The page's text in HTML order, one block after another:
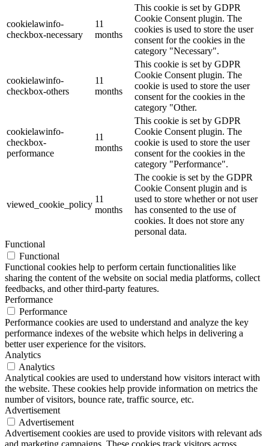
cookielawinfo-
checkbox-necessary
11
months
This cookie is set by GDPR
Cookie Consent plugin. The
cookies is used to store the user
consent for the cookies in the
category "Necessary".
cookielawinfo-
checkbox-others
11
months
This cookie is set by GDPR
Cookie Consent plugin. The
cookie is used to store the user
consent for the cookies in the
category "Other.
cookielawinfo-
checkbox-
performance
11
months
This cookie is set by GDPR
Cookie Consent plugin. The
cookie is used to store the user
consent for the cookies in the
category "Performance".
viewed_cookie_policy
11
months
The cookie is set by the GDPR
Cookie Consent plugin and is
used to store whether or not user
has consented to the use of
cookies. It does not store any
personal data.
Functional
Functional
Functional cookies help to perform certain functionalities like
sharing the content of the website on social media platforms, collect
feedbacks, and other third-party features.
Performance
Performance
Performance cookies are used to understand and analyze the key
performance indexes of the website which helps in delivering a
better user experience for the visitors.
Analytics
Analytics
Analytical cookies are used to understand how visitors interact with
the website. These cookies help provide information on metrics the
number of visitors, bounce rate, traffic source, etc.
Advertisement
Advertisement
Advertisement cookies are used to provide visitors with relevant ads
and marketing campaigns. These cookies track visitors across